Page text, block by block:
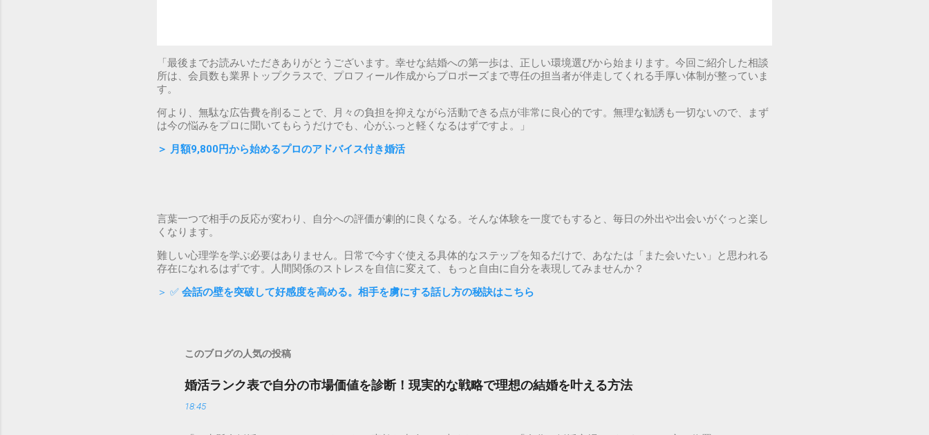
「最後までお読みいただきありがとうございます。幸せな結婚への第一歩は、正しい環境選びから始まります。今回ご紹介した相談
所は、会員数も業界トップクラスで、プロフィール作成からプロポーズまで専任の担当者が伴走してくれる手厚い体制が整っていま
す。
何より、無駄な広告費を削ることで、月々の負担を抑えながら活動できる点が非常に良心的です。無理な勧誘も一切ないので、まず
は今の悩みをプロに聞いてもらうだけでも、心がふっと軽くなるはずですよ。」
＞ 月額9,800円から始めるプロのアドバイス付き婚活
言葉一つで相手の反応が変わり、自分への評価が劇的に良くなる。そんな体験を一度でもすると、毎日の外出や出会いがぐっと楽し
くなります。
難しい心理学を学ぶ必要はありません。日常で今すぐ使える具体的なステップを知るだけで、あなたは「また会いたい」と思われる
存在になれるはずです。人間関係のストレスを自信に変えて、もっと自由に自分を表現してみませんか？
＞ ✅ 会話の壁を突破して好感度を高める。相手を虜にする話し方の秘訣はこちら
このブログの人気の投稿
婚活ランク表で自分の市場価値を診断！現実的な戦略で理想の結婚を叶える方法
18:45